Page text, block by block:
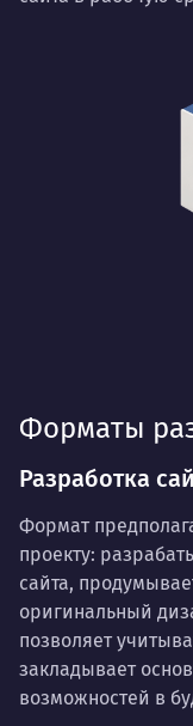
Форматы
Разработка
Формат
проекту:
сайта,
оригинальный
позволяет
закладывает
возможностей в